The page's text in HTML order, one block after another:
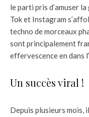
le parti pris d’amuser
Tok et Instagram
techno de morceaux
sont principalement
effervescence en dans
Un succès viral !
Depuis plusieurs mois, il